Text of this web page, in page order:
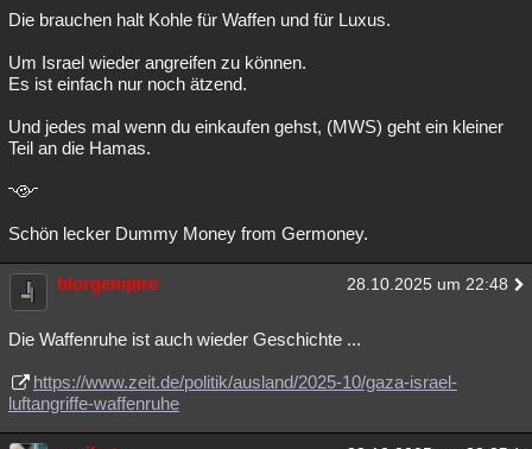
Die brauchen halt Kohle für Waffen und für Luxus.
Um Israel wieder angreifen zu können.
Es ist einfach nur noch ätzend.
Und jedes mal wenn du einkaufen gehst, (MWS) geht ein kleiner
Teil an die Hamas.
Schön lecker Dummy Money from Germoney.
blorgempire 28.10.2025 um 22:48
Die Waffenruhe ist auch wieder Geschichte ...
https://www.zeit.de/politik/ausland/2025-10/gaza-israel-
luftangriffe-waffenruhe